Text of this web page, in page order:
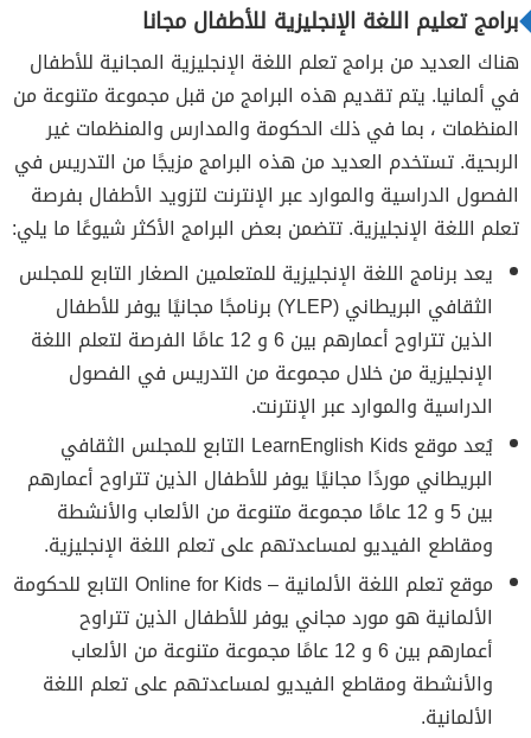
برامج تعليم اللغة الإنجليزية للأطفال مجانا
هناك العديد من برامج تعلم اللغة الإنجليزية المجانية للأطفال
في ألمانيا. يتم تقديم هذه البرامج من قبل مجموعة متنوعة من
المنظمات ، بما في ذلك الحكومة والمدارس والمنظمات غير
الربحية. تستخدم العديد من هذه البرامج مزيجًا من التدريس في
الفصول الدراسية والموارد عبر الإنترنت لتزويد الأطفال بفرصة
تعلم اللغة الإنجليزية. تتضمن بعض البرامج الأكثر شيوعًا ما يلي:
يعد برنامج اللغة الإنجليزية للمتعلمين الصغار التابع للمجلس
الثقافي البريطاني (YLEP) برنامجًا مجانيًا يوفر للأطفال
الذين تتراوح أعمارهم بين 6 و 12 عامًا الفرصة لتعلم اللغة
الإنجليزية من خلال مجموعة من التدريس في الفصول
الدراسية والموارد عبر الإنترنت.
يُعد موقع LearnEnglish Kids التابع للمجلس الثقافي
البريطاني موردًا مجانيًا يوفر للأطفال الذين تتراوح أعمارهم
بين 5 و 12 عامًا مجموعة متنوعة من الألعاب والأنشطة
ومقاطع الفيديو لمساعدتهم على تعلم اللغة الإنجليزية.
موقع تعلم اللغة الألمانية – Online for Kids التابع للحكومة
الألمانية هو مورد مجاني يوفر للأطفال الذين تتراوح
أعمارهم بين 6 و 12 عامًا مجموعة متنوعة من الألعاب
والأنشطة ومقاطع الفيديو لمساعدتهم على تعلم اللغة
الألمانية.